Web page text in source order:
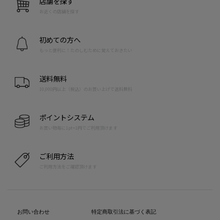
お近くの店舗を探す
初めての方へ
もっと便利に！たのしむために覚えておきたい
送料無料
10,000円以上（税込）のお買い上げで送料無料
ポイントシステム
お買い物毎に1pt=1円でご利用頂けます
ご利用方法
ご利用方法をご確認頂けます
お問い合わせ 特定商取引法に基づく表記